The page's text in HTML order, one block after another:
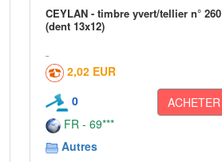
CEYLAN - timbre yvert/tellier n° 260
(dent 13x12)
2,02 EUR
0
ACHETER
FR - 69***
Autres